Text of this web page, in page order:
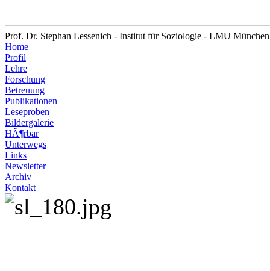
Prof. Dr. Stephan Lessenich - Institut für Soziologie - LMU
Home
Profil
Lehre
Forschung
Betreuung
Publikationen
Leseproben
Bildergalerie
HÃ¶rbar
Unterwegs
Links
Newsletter
Archiv
Kontakt